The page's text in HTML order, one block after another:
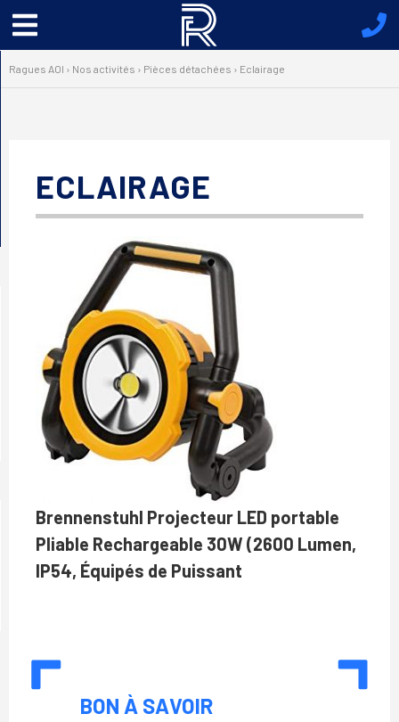
Menu
principal
Ragues AOI › Nos activités › Pièces détachées › Eclairage
ECLAIRAGE
Brennenstuhl Projecteur LED portable
Pliable Rechargeable 30W (2600 Lumen,
IP54, Équipés de Puissant
BON À SAVOIR